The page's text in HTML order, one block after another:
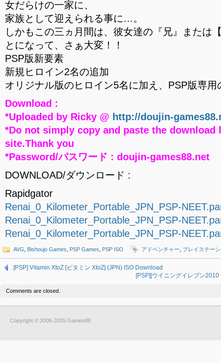
女だらけの一家に、
家族として迎えられる事に…。
しかもこの三ヵ月間は、彼女達の『兄』または
とになって、さぁ大変！！
PSP版新要素
新規ヒロイン2名の追加
オリジナル版のヒロイン5名に加え、PSP版専
Download :
*Uploaded by Ricky @ http://doujin-
*Do not simply copy and paste the download
site.Thank you
*Password/パスワード : doujin-games88.net
DOWNLOAD/ダウンロード :
Rapidgator
Renai_0_Kilometer_Portable_JPN_PSP-
Renai_0_Kilometer_Portable_JPN_PSP-
Renai_0_Kilometer_Portable_JPN_PSP-
AVG Bishoujo Games PSP Games PSP ISO アドベンチャー プレイステー
[PSP] Vitamin XtoZ [ビタミン XtoZ] (JPN) ISO Download
[PSP][ウイニングイレブン
Comments are closed.
Copyright © 2006-2035 Games88